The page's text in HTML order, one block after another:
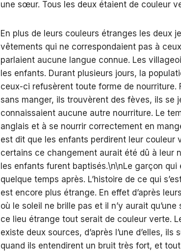
une sœur. Tous les deux étaient de couleur
En plus de leurs couleurs étranges les deux
vêtements qui ne correspondaient pas à
parlaient aucune langue connue. Les
les enfants. Durant plusieurs jours, la
ceux-ci refusèrent toute forme de nourriture.
sans manger, ils trouvèrent des fèves, ils se
connaissaient aucune autre nourriture. Le
anglais et à se nourrir correctement en
est dit que les enfants perdirent leur couleur
certains ce changement aurait été dû à leur
les enfants furent baptisés.\n\nLe garçon
quelque temps après. L’histoire de ce qui
est encore plus étrange. En effet d’après
où le soleil ne brille pas et il n’y aurait
ce lieu étrange tout serait de couleur verte.
existe deux sources, d’après l’une d’elles,
quand ils entendirent un bruit très fort, et